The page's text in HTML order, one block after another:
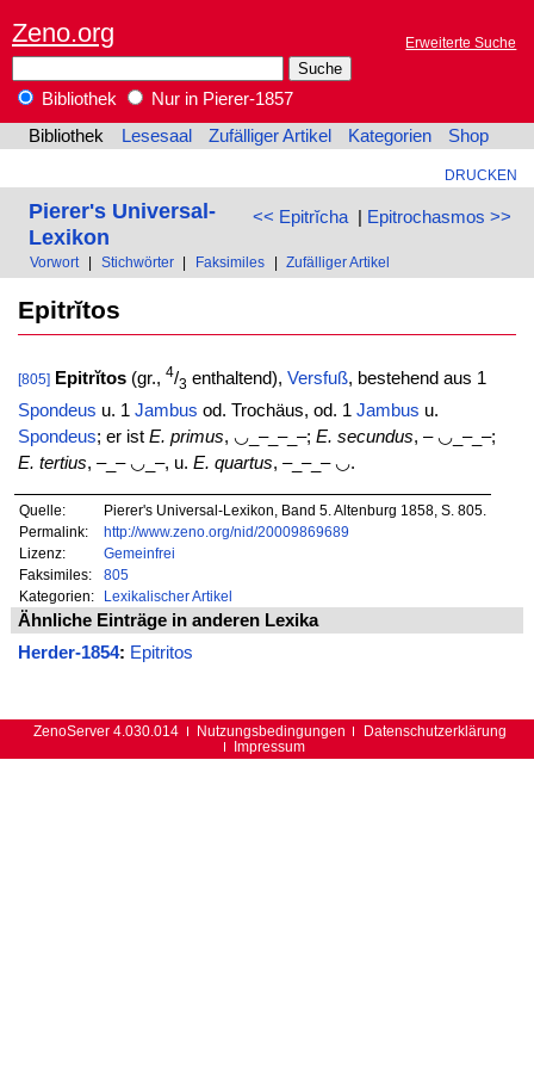
Zeno.org Erweiterte Suche
Bibliothek
Nur in Pierer-1857
Bibliothek
Lesesaal Zufälliger Artikel Kategorien Shop
DRUCKEN
<< Epitrĭcha| Epitrochasmos >>
Pierer's Universal-
Lexikon
Vorwort Stichwörter Faksimiles Zufälliger Artikel
Epitrĭtos
[805] Epitrĭtos(gr., 4/3 enthaltend), Versfuß, bestehend aus 1
Spondeus u. 1 Jambus od. Trochäus, od. 1 Jambus u.
Spondeus; er ist E. primus, ◡_–_–_–; E. secundus, – ◡_–_–;
E. tertius, –_– ◡_–, u. E. quartus, –_–_– ◡.
Quelle:
Pierer's Universal-Lexikon, Band 5. Altenburg 1858, S. 805.
Permalink:
http://www.zeno.org/nid/20009869689
Lizenz:
Gemeinfrei
Faksimiles:
805
Kategorien:
Lexikalischer Artikel
Ähnliche Einträge in anderen Lexika
Herder-1854: Epitritos
ZenoServer 4.030.014 Nutzungsbedingungen
Datenschutzerklärung
Impressum